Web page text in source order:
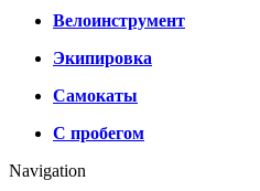
Велоинструмент
Экипировка
Самокаты
С пробегом
Navigation